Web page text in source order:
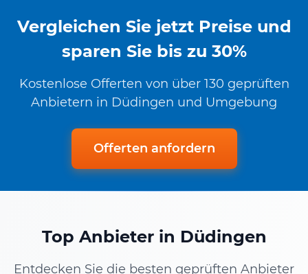
Vergleichen Sie jetzt Preise und
sparen Sie bis zu 30%
Kostenlose Offerten von über 130 geprüften
Anbietern in Düdingen und Umgebung
Offerten anfordern
Top Anbieter in Düdingen
Entdecken Sie die besten geprüften Anbieter